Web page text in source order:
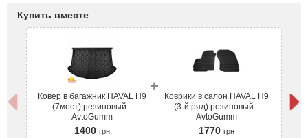
Купить вместе
Ковер в багажник HAVAL H9
(7мест) резиновый -
AvtoGumm
1400 грн
+
Коврики в салон HAVAL H9
(3-й ряд) резиновый -
AvtoGumm
1770 грн